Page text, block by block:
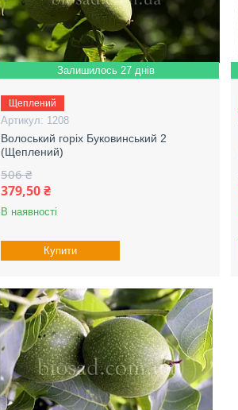
Залишилось 27 днів
Щеплений
1208
Волоський горіх Буковинський 2
(Щеплений)
506 ₴
379,50 ₴
В наявності
Купити